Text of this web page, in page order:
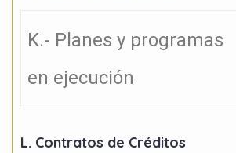
K.- Planes y programas
en ejecución
L. Contratos de Créditos